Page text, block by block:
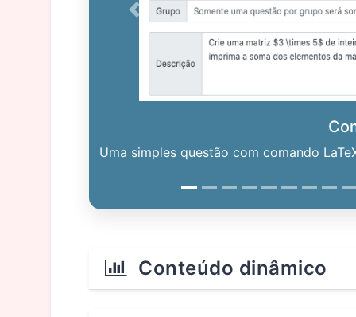
Uma simples questão com comando
Previous
Conteúdo dinâmico